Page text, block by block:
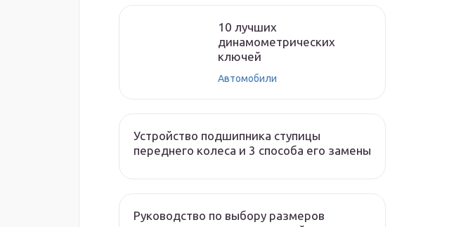
10 лучших
динамометрических
ключей
Автомобили
Устройство подшипника ступицы
переднего колеса и 3 способа его замены
Руководство по выбору размеров